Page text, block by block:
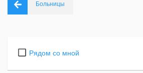
Больницы
Рядом со мной